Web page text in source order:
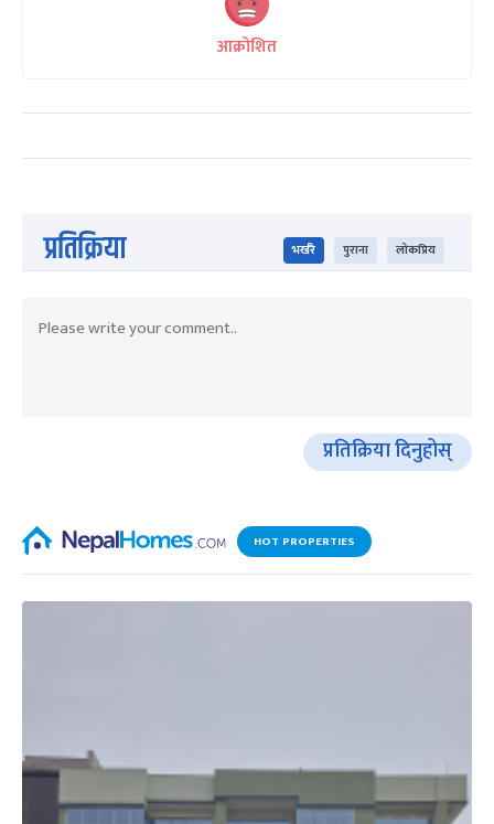
आक्रोशित
प्रतिक्रिया भर्खरै पुराना लोकप्रिय
प्रतिक्रिया दिनुहोस्
HOT PROPERTIES